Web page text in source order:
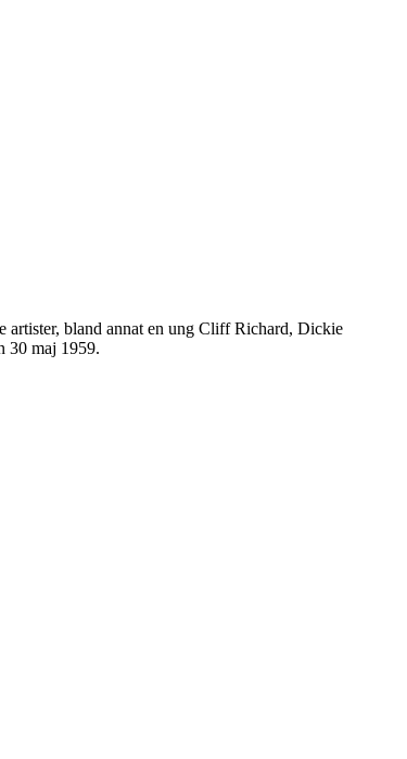
artister, bland annat en ung Cliff Richard, Dickie
30 maj 1959.